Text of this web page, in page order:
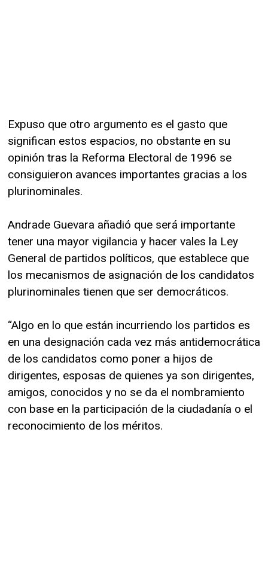
Expuso que otro argumento es el gasto que
significan estos espacios, no obstante en su
opinión tras la Reforma Electoral de 1996 se
consiguieron avances importantes gracias a los
plurinominales.
Andrade Guevara añadió que será importante
tener una mayor vigilancia y hacer vales la Ley
General de partidos políticos, que establece que
los mecanismos de asignación de los candidatos
plurinominales tienen que ser democráticos.
“Algo en lo que están incurriendo los partidos es
en una designación cada vez más antidemocrática
de los candidatos como poner a hijos de
dirigentes, esposas de quienes ya son dirigentes,
amigos, conocidos y no se da el nombramiento
con base en la participación de la ciudadanía o el
reconocimiento de los méritos.